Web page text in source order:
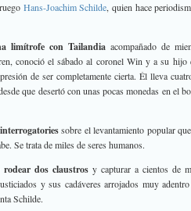
Hans-Joachim Schilde, quien hace
limítrofe con Tailandia acompañado de
conoció el sábado al coronel Win y a su hijo
de ser completamente cierta. Él lleva
que desertó con unas pocas monedas en el
sobre el levantamiento popular
Se trata de miles de seres humanos.
dos claustrosy capturar a cientos de
y sus cadáveres arrojados muy
Schilde.